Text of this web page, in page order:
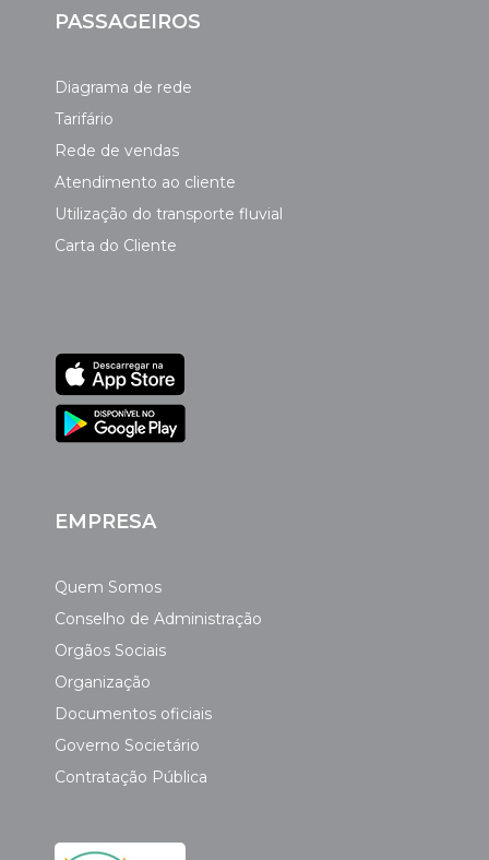
PASSAGEIROS
Diagrama de rede
Tarifário
Rede de vendas
Atendimento ao cliente
Utilização do transporte fluvial
Carta do Cliente
EMPRESA
Quem Somos
Conselho de Administração
Orgãos Sociais
Organização
Documentos oficiais
Governo Societário
Contratação Pública